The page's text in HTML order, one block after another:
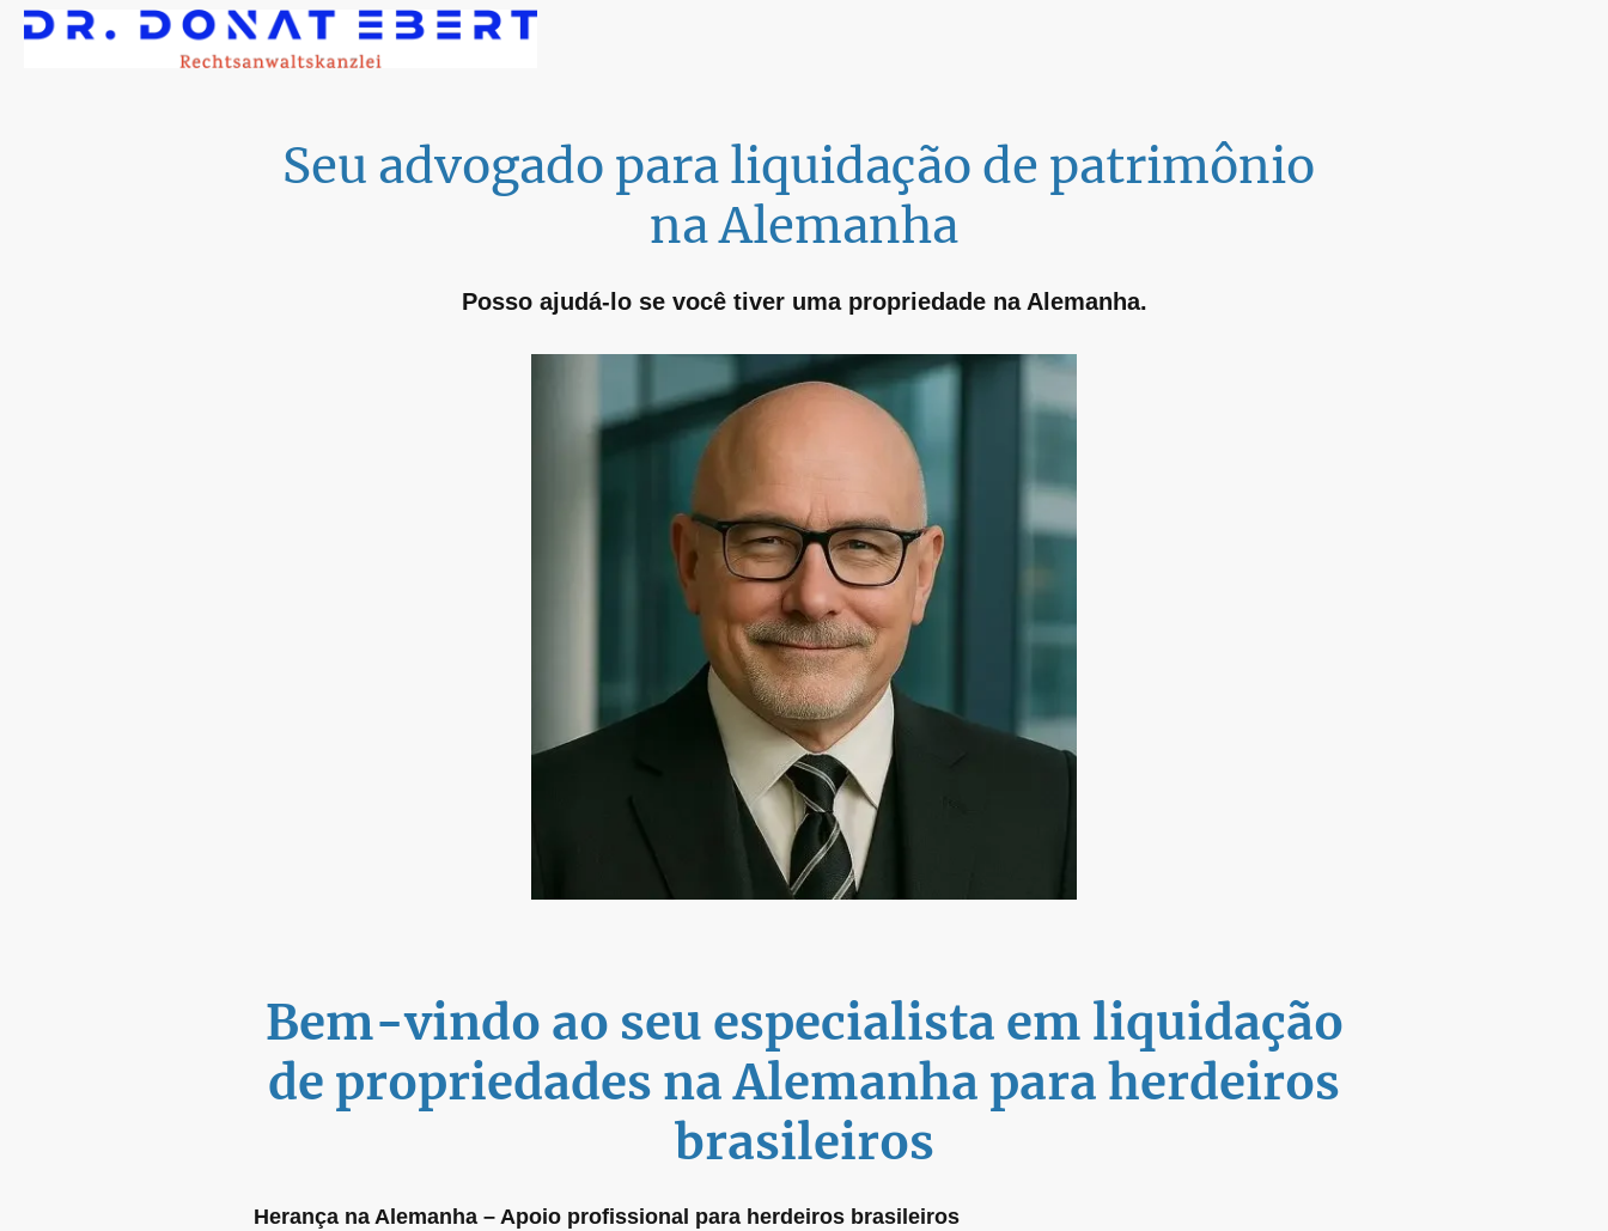
Seu advogado para liquidação de patrimônio
na Alemanha
Posso ajudá-lo se você tiver uma propriedade na Alemanha.
Bem-vindo ao seu especialista em liquidação
de propriedades na Alemanha para herdeiros
brasileiros
Herança na Alemanha – Apoio profissional para herdeiros brasileiros